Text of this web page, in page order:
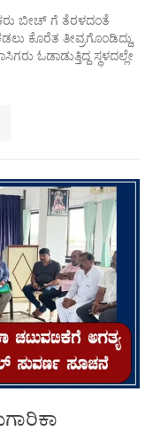
ಬೀಚ್‌ ಗೆ ತೆರಳದಂತೆ
ಕೊರೆತ ತೀವ್ರಗೊಂಡಿದ್ದು,
ಓಡಾಡುತ್ತಿದ್ದ ಸ್ಥಳದಲ್ಲೇ